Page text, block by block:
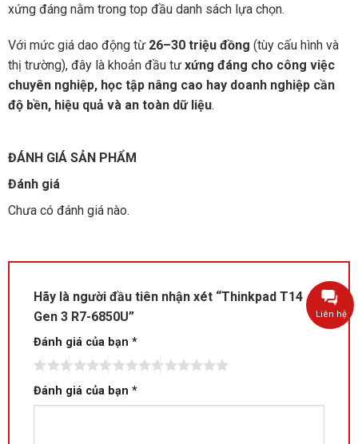
xứng đáng nằm trong top đầu danh sách lựa chọn.
Với mức giá dao động từ 26–30 triệu đồng (tùy cấu hình và
thị trường), đây là khoản đầu tư xứng đáng cho công việc
chuyên nghiệp, học tập nâng cao hay doanh nghiệp cần
độ bền, hiệu quả và an toàn dữ liệu.
ĐÁNH GIÁ SẢN PHẨM
Đánh giá
Chưa có đánh giá nào.
Hãy là người đầu tiên nhận xét “Thinkpad T14
Gen 3 R7-6850U”
Đánh giá của bạn *
Đánh giá của bạn *
Liên hệ